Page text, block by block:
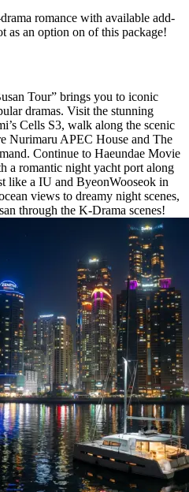
romance with available add-
as an option on of this package!
Tour” brings you to iconic
dramas. Visit the stunning
Cells S3, walk along the scenic
Nurimaru APEC House and The
Continue to Haeundae Movie
a romantic night yacht port along
like a IU and ByeonWooseok in
views to dreamy night scenes,
through the K-Drama scenes!